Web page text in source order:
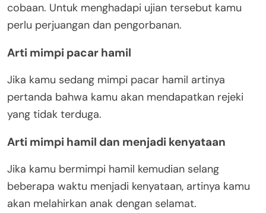
cobaan. Untuk menghadapi ujian tersebut kamu
perlu perjuangan dan pengorbanan.
Arti mimpi pacar hamil
Jika kamu sedang mimpi pacar hamil artinya
pertanda bahwa kamu akan mendapatkan rejeki
yang tidak terduga.
Arti mimpi hamil dan menjadi kenyataan
Jika kamu bermimpi hamil kemudian selang
beberapa waktu menjadi kenyataan, artinya kamu
akan melahirkan anak dengan selamat.